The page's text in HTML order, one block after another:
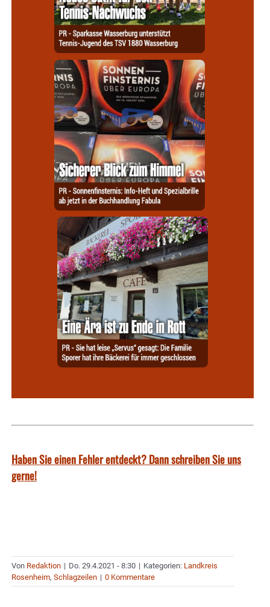
Haben Sie einen Fehler entdeckt? Dann schreiben Sie uns
gerne!
Von Redaktion | Do. 29.4.2021 - 8:30 | Kategorien: Landkreis
Rosenheim, Schlagzeilen | 0 Kommentare